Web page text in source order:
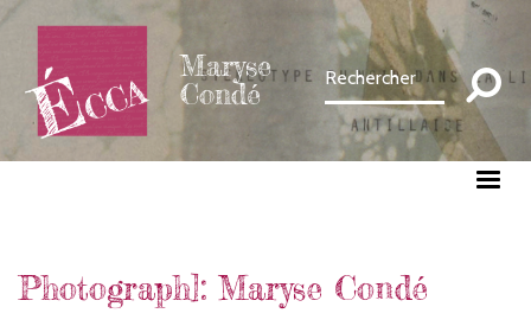
contenu
principal
Maryse
Condé
Photograph]: Maryse Condé